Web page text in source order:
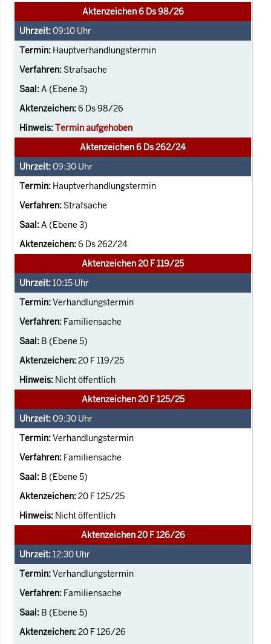
Aktenzeichen 6 Ds 98/26
09:10 Uhr
Hauptverhandlungstermin
Strafsache
A (Ebene 3)
6 Ds 98/26
Termin aufgehoben
Aktenzeichen 6 Ds 262/24
09:30 Uhr
Hauptverhandlungstermin
Strafsache
A (Ebene 3)
6 Ds 262/24
Aktenzeichen 20 F 119/25
10:15 Uhr
Verhandlungstermin
Familiensache
B (Ebene 5)
20 F 119/25
Nicht öffentlich
Aktenzeichen 20 F 125/25
09:30 Uhr
Verhandlungstermin
Familiensache
B (Ebene 5)
20 F 125/25
Nicht öffentlich
Aktenzeichen 20 F 126/26
12:30 Uhr
Verhandlungstermin
Familiensache
B (Ebene 5)
20 F 126/26